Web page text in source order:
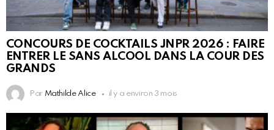
CONCOURS DE COCKTAILS JNPR 2026 : FAIRE
ENTRER LE SANS ALCOOL DANS LA COUR DES
GRANDS
Par Mathilde Alice il y a environ 3 mois